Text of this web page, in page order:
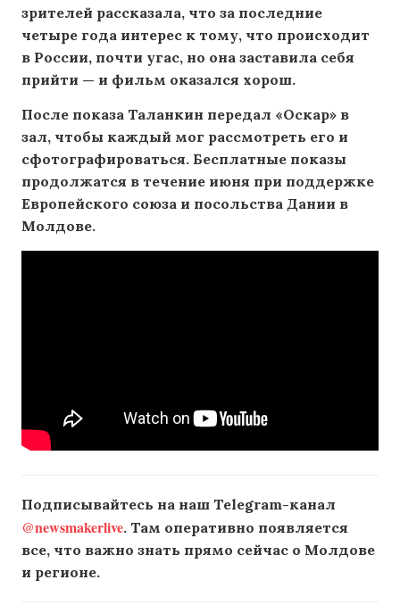
зрителей рассказала, что за последние
четыре года интерес к тому, что происходит
в России, почти угас, но она заставила себя
прийти — и фильм оказался хорош.
После показа Таланкин передал «Оскар» в
зал, чтобы каждый мог рассмотреть его и
сфотографироваться. Бесплатные показы
продолжатся в течение июня при поддержке
Европейского союза и посольства Дании в
Молдове.
Подписывайтесь на наш Telegram-канал
@newsmakerlive. Там оперативно появляется
все, что важно знать прямо сейчас о Молдове
и регионе.